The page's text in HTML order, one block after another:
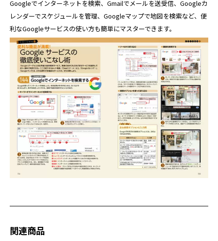
Googleでインターネットを検索、Gmailでメールを送受信、Googleカ
レンダーでスケジュールを管理、Googleマップで地図を検索など、便
利なGoogleサービスの使い方も簡単にマスターできます。
関連商品